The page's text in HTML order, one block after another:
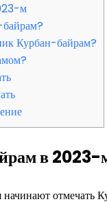
м
Курбан-байрам?
в 2023-